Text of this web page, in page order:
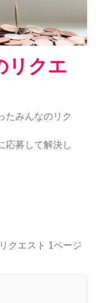
リクエ
たみんなのリク
応募して解決し
リクエスト 1ページ